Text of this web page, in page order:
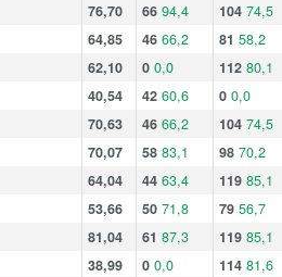
76,70 66 94,4 104 74,5
64,85 46 66,2 81 58,2
62,10 0 0,0 112 80,1
40,54 42 60,6 0 0,0
70,63 46 66,2 104 74,5
70,07 58 83,1 98 70,2
64,04 44 63,4 119 85,1
53,66 50 71,8 79 56,7
81,04 61 87,3 119 85,1
38,99 0 0,0 114 81,6